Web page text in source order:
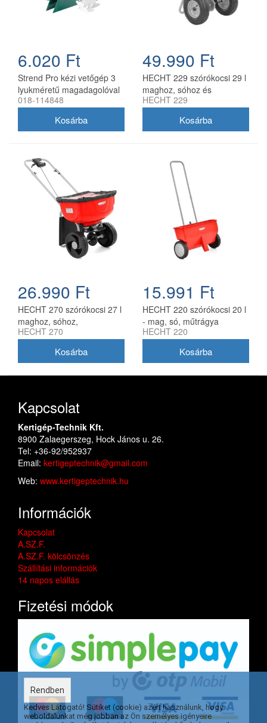
6.020 Ft
Strend Pro kézi vetőgép 3
lyukméretű magadagolóval
(1,5 - 3,5 - 5 mm) nyél
018-114848
49.990 Ft
HECHT 229 szórókocsi 29 l
maghoz, sóhoz és
műtrágyához
HECHT 229
26.990 Ft
HECHT 270 szórókocsi 27 l
maghoz, sóhoz,
műtrágyához
HECHT 270
15.991 Ft
HECHT 220 szórókocsi 20 l
- mag, só, műtrágya
kijuttatására
HECHT 220
Kapcsolat
Kertigép-Technik Kft.
8900 Zalaegerszeg, Hock János u. 26.
Tel: +36-92/952937
Email: kertigeptechnik@gmail.com
Web: www.kertigeptechnik.hu
Információk
Kapcsolat
A.SZ.F.
A.SZ.F. kölcsönzés
Szállítási információk
14 napos elállás
Fizetési módok
Rendben
Kedves Látogató! Sütiket (cookie) azért használunk, hogy
weboldalunkat még jobban az Ön személyes igényeire